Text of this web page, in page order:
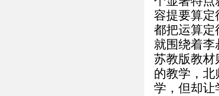
容提要算定
都把运算定
就围绕着
苏教版教材
的教学，
学，但却让